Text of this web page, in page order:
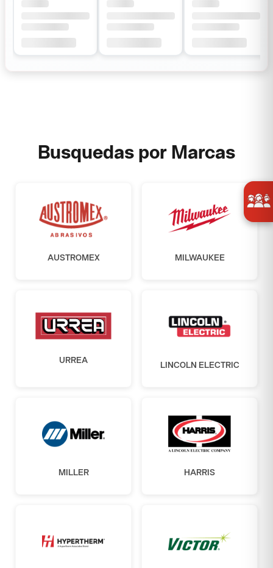
Busquedas por Marcas
AUSTROMEX MILWAUKEE
URREA LINCOLN ELECTRIC
MILLER HARRIS